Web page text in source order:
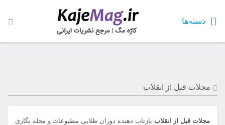
دسته‌ها
مجلات قبل از انقلاب
مجلات قبل از انقلاب بازتاب دهنده دوران طلایی مطبوعات و مجله نگاری